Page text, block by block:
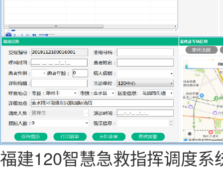
福建120智慧急救指挥调度系